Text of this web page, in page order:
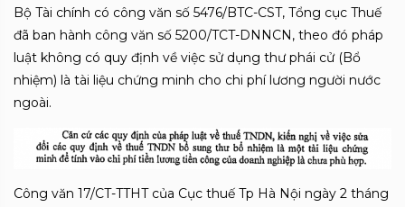
Bộ Tài chính có công văn số 5476/BTC-CST, Tổng cục Thuế
đã ban hành công văn số 5200/TCT-DNNCN, theo đó pháp
luật không có quy định về việc sử dụng thư phái cử (Bổ
nhiệm) là tài liệu chứng minh cho chi phí lương người nước
ngoài.
Công văn 17/CT-TTHT của Cục thuế Tp Hà Nội ngày 2 tháng